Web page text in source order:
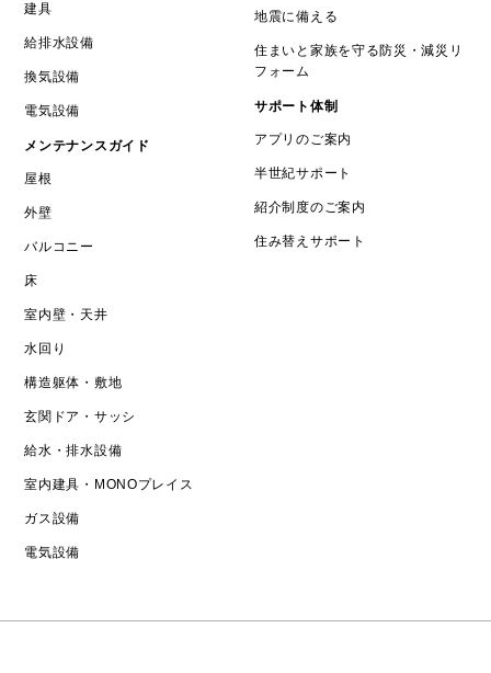
建具
給排水設備
換気設備
電気設備
メンテナンスガイド
屋根
外壁
バルコニー
床
室内壁・天井
水回り
構造躯体・敷地
玄関ドア・サッシ
給水・排水設備
室内建具・MONOプレイス
ガス設備
電気設備
地震に備える
住まいと家族を守る防災・減災リ
フォーム
サポート体制
アプリのご案内
半世紀サポート
紹介制度のご案内
住み替えサポート